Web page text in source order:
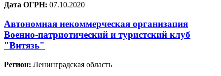
Дата ОГРН: 07.10.2020
Автономная некоммерческая организация
Военно-патриотический и туристский клуб
"Витязь"
Регион: Ленинградская область